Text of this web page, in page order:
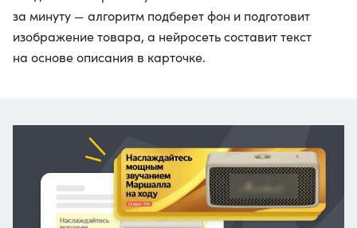
за минуту — алгоритм подберет фон и подготовит
изображение товара, а нейросеть составит текст
на основе описания в карточке.